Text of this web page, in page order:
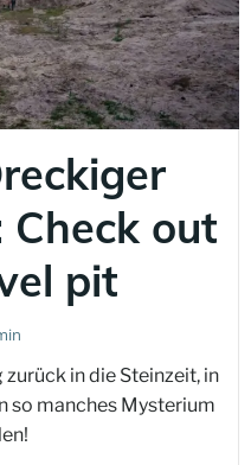
out
pit
in die Steinzeit, in
so manches Mysterium